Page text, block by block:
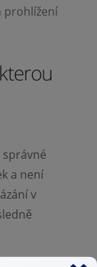
prohlížení
a není
v